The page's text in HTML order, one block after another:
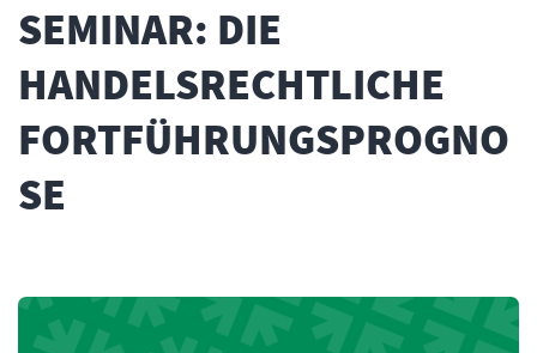
SEMINAR: DIE
HANDELSRECHTLICHE
FORTFÜHRUNGSPROGNO
SE